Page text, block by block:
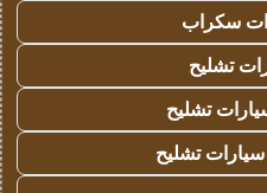
سكراب
تشليح
تشليح
تشليح